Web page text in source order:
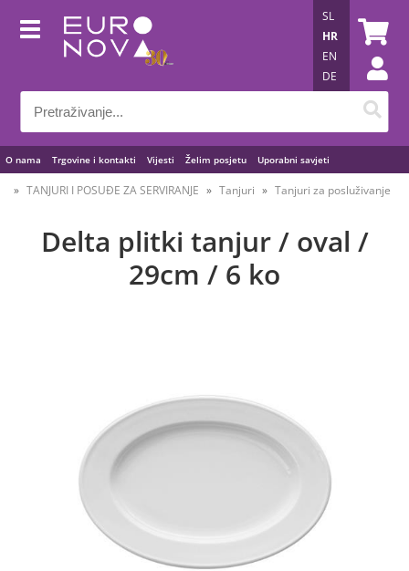
O nama Trgovine i kontakti Vijesti Želim posjetu Uporabni savjeti
SL
HR
EN
DE
TANJURI I POSUĐE ZA SERVIRANJE Tanjuri Tanjuri za posluživanje
Delta plitki tanjur / oval /
29cm / 6 ko